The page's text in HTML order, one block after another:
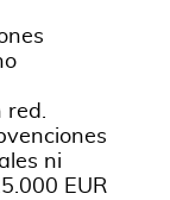
red.
ni
EUR